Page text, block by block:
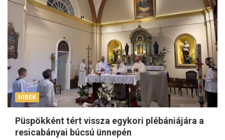
HÍREK
Püspökként tért vissza egykori plébániájára a
resicabányai búcsú ünnepén